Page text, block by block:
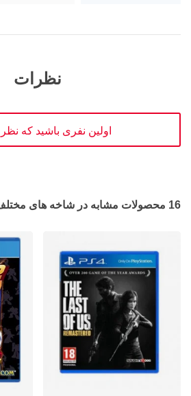
نظرات
اولین نفری باشید که
16 محصولات مشابه در شاخه های مختلف: